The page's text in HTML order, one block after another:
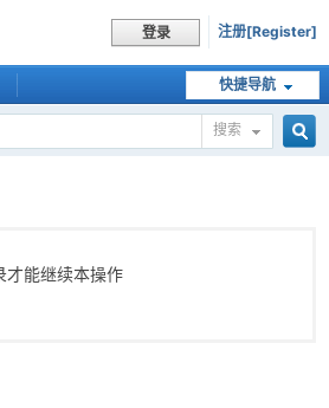
登录 注册[Register]
快捷导航
搜索
才能继续本操作